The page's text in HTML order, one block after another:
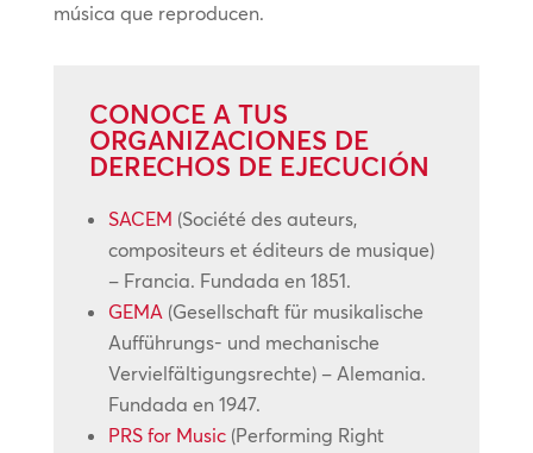
música que reproducen.
CONOCE A TUS
ORGANIZACIONES DE
DERECHOS DE EJECUCIÓN
SACEM (Société des auteurs,
compositeurs et éditeurs de musique)
– Francia. Fundada en 1851.
GEMA(Gesellschaft für musikalische
Aufführungs- und mechanische
Vervielfältigungsrechte) – Alemania.
Fundada en 1947.
PRS for Music(Performing Right